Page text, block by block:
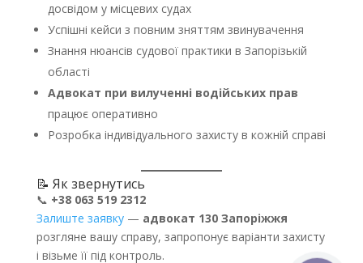
досвідом у місцевих судах
Успішні кейси з повним зняттям звинувачення
Знання нюансів судової практики в Запорізькій
області
Адвокат при вилученні водійських прав
працює оперативно
Розробка індивідуального захисту в кожній справі
📝 Як звернутись
📞 +38 063 519 2312
Залиште заявку— адвокат 130 Запоріжжя
розгляне вашу справу, запропонує варіанти захисту
і візьме її під контроль.